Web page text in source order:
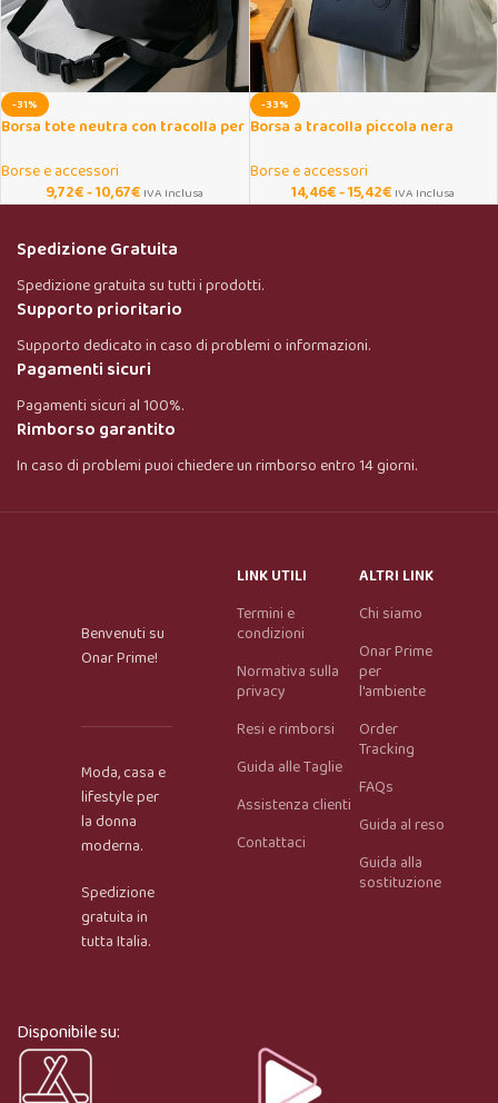
Onar AI Assistant
-31%
Borsa tote neutra con tracolla per
Borse e accessori
9,72€-10,67€ IVA Inclusa
-33%
Borsa a tracolla piccola nera
Borse e accessori
14,46€-15,42€ IVA Inclusa
Spedizione Gratuita
Spedizione gratuita su tutti i prodotti.
Supporto prioritario
Supporto dedicato in caso di problemi o informazioni.
Pagamenti sicuri
Pagamenti sicuri al 100%.
Rimborso garantito
In caso di problemi puoi chiedere un rimborso entro 14 giorni.
Benvenuti su
Onar Prime!
Moda, casa e
lifestyle per
la donna
moderna.
Spedizione
gratuita in
tutta Italia.
LINK UTILI
Termini e
condizioni
Normativa sulla
privacy
Resi e rimborsi
Guida alle Taglie
Assistenza clienti
Contattaci
ALTRI LINK
Chi siamo
Onar Prime
per
l'ambiente
Order
Tracking
FAQs
Guida al reso
Guida alla
sostituzione
Disponibile su: